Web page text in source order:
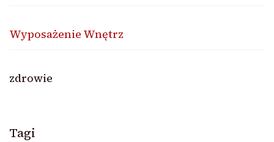
Wyposażenie Wnętrz
zdrowie
Tagi